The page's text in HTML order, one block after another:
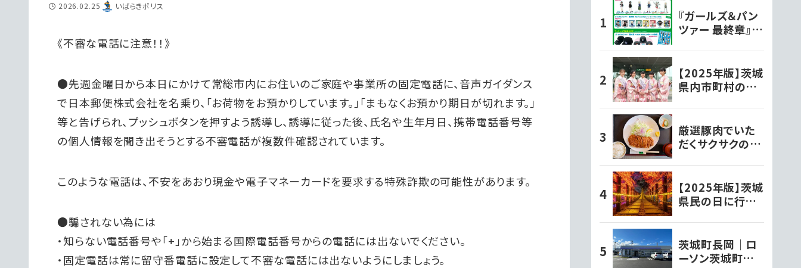
2026.02.25 いばらきポリス
《不審な電話に注意！！》
●先週金曜日から本日にかけて常総市内にお住いのご家庭や事業所の固定電話に、音声ガイダンス
で日本郵便株式会社を名乗り、「お荷物をお預かりしています。」「まもなくお預かり期日が切れます。」
等と告げられ、プッシュボタンを押すよう誘導し、誘導に従った後、氏名や生年月日、携帯電話番号等
の個人情報を聞き出そうとする不審電話が複数件確認されています。
このような電話は、不安をあおり現金や電子マネーカードを要求する特殊詐欺の可能性があります。
●騙されない為には
・知らない電話番号や「+」から始まる国際電話番号からの電話には出ないでください。
・固定電話は常に留守番電話に設定して不審な電話には出ないようにしましょう。
『ガールズ＆パン
ツァー 最終章』オ
種ファミリーマー
トで発売開始!!
【2025年版】茨城
県内市町村の観
介！
厳選豚肉でいた
だくサクサクのと
かつ文久】
【2025年版】茨城
県民の日に行き
然と歴史をお得
に楽しもう!!
茨城町長岡｜ロ
ーソン茨城町長